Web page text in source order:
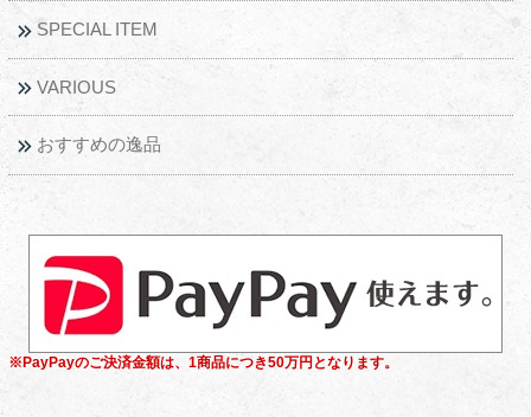
SPECIAL ITEM
VARIOUS
おすすめの逸品
※PayPayのご決済金額は、1商品につき50万円となります。